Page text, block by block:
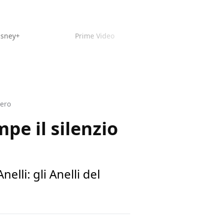
Prime Video
il silenzio
gli Anelli del